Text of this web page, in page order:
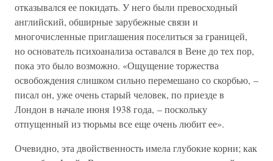
отказывался ее покидать. У него были превосходный
английский, обширные зарубежные связи и
многочисленные приглашения поселиться за границей,
но основатель психоанализа оставался в Вене до тех пор,
пока это было возможно. «Ощущение торжества
освобождения слишком сильно перемешано со скорбью, –
писал он, уже очень старый человек, по приезде в
Лондон в начале июня 1938 года, – поскольку
отпущенный из тюрьмы все еще очень любит ее».
Очевидно, эта двойственность имела глубокие корни; как